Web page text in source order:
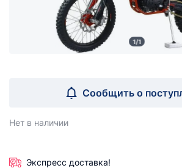
1/1
Сообщить о
Нет в наличии
Экспресс доставка!